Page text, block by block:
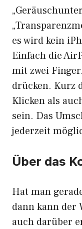
es wird kein
Einfach die
mit zwei
drücken. Kurz
Klicken als
sein. Das
jederzeit
Über das
Hat man
dann kann der
auch darüber